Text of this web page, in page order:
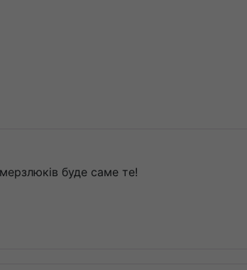
буде саме те!